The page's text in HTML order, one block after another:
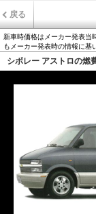
戻る
新車時価格はメーカー発表当
もメーカー発表時の情報に基
シボレー アストロの燃